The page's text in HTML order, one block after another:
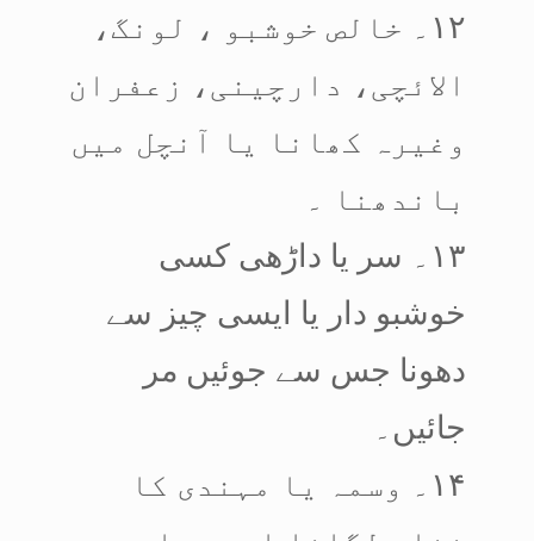
۱۲۔ خالص خوشبو ، لونگ،
الائچی، دارچینی، زعفران
وغیرہ کھانا یا آنچل میں
باندھنا ۔
۱۳۔ سر یا داڑھی کسی
خوشبو دار یا ایسی چیز سے
دھونا جس سے جوئیں مر
جائیں۔
۱۴۔ وسمہ یا مہندی کا